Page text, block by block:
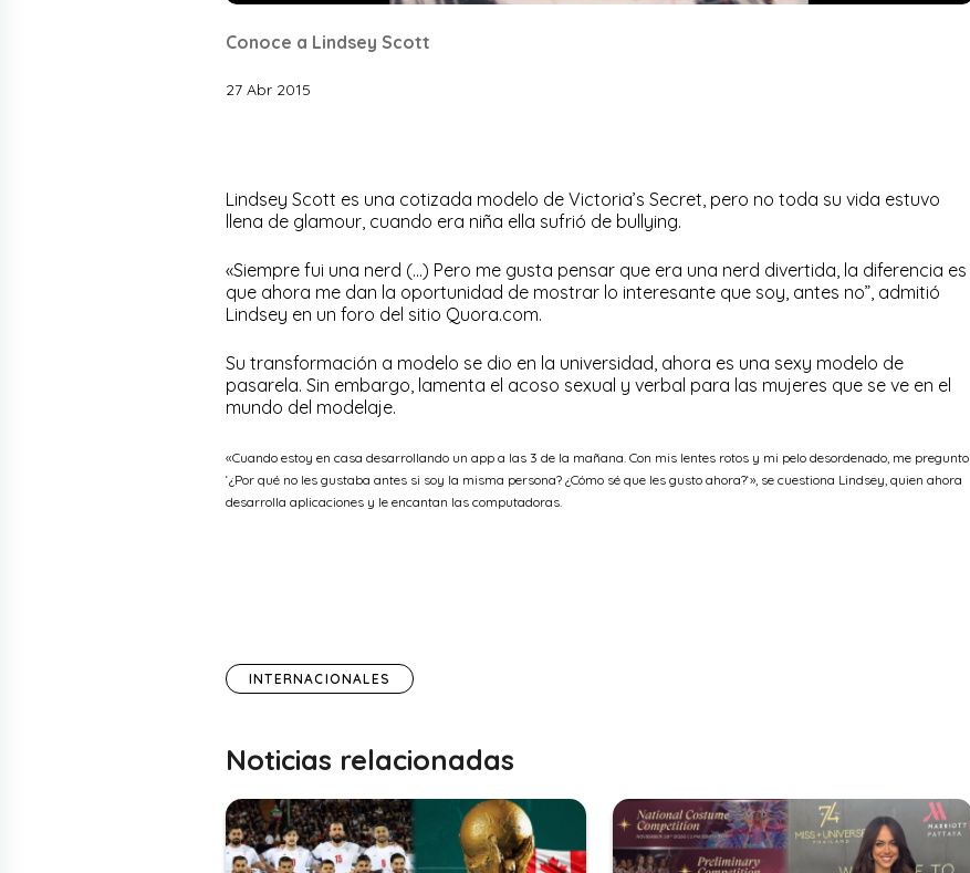
Conoce a Lindsey Scott
27 Abr 2015
Lindsey Scott es una cotizada modelo de Victoria’s Secret, pero no toda su vida estuvo
llena de glamour, cuando era niña ella sufrió de bullying.
«Siempre fui una nerd (…) Pero me gusta pensar que era una nerd divertida, la diferencia es
que ahora me dan la oportunidad de mostrar lo interesante que soy, antes no”, admitió
Lindsey en un foro del sitio Quora.com.
Su transformación a modelo se dio en la universidad, ahora es una sexy modelo de
pasarela. Sin embargo, lamenta el acoso sexual y verbal para las mujeres que se ve en el
mundo del modelaje.
«Cuando estoy en casa desarrollando un app a las 3 de la mañana. Con mis lentes rotos y mi pelo desordenado, me pregunto
‘¿Por qué no les gustaba antes si soy la misma persona? ¿Cómo sé que les gusto ahora?‘», se cuestiona Lindsey, quien ahora
desarrolla aplicaciones y le encantan las computadoras.
INTERNACIONALES
Noticias relacionadas